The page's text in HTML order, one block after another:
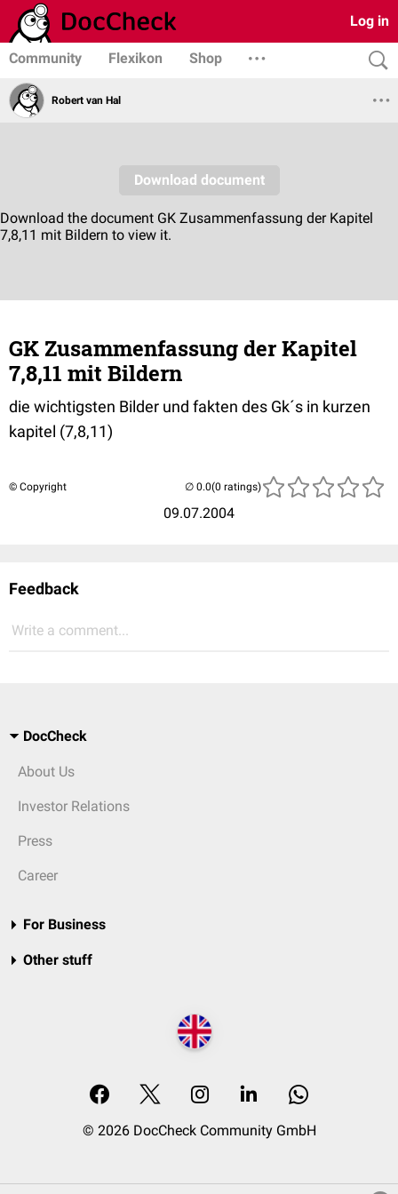
Log in
Community Flexikon Shop
Robert van Hal
GK Zusammenfassung der Kapitel
7,8,11 mit Bildern
die wichtigsten Bilder und fakten des Gk´s in kurzen
kapitel (7,8,11)
© Copyright
09.07.2004
(0 ratings)
Feedback
Write a comment...
DocCheck
About Us
Investor Relations
Press
Career
For Business
Other stuff
© 2026 DocCheck Community GmbH